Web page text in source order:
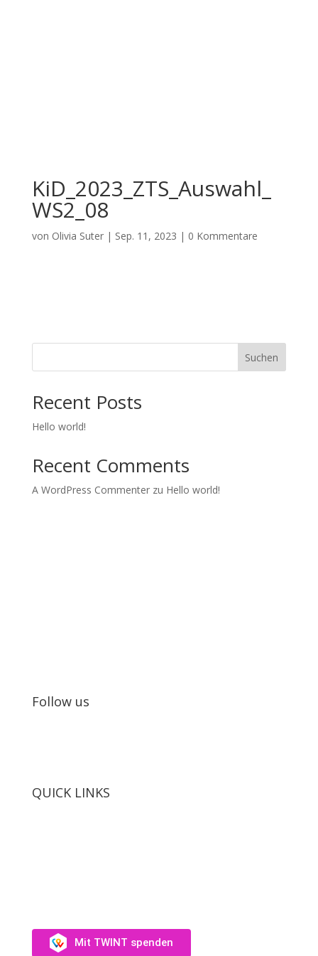
KiD_2023_ZTS_Auswahl_
WS2_08
von Olivia Suter| Sep. 11, 2023 | 0 Kommentare
Suchen
Recent Posts
Hello world!
Recent Comments
A WordPress Commenterzu Hello world!
Follow us
QUICK LINKS
Mit TWINT spenden